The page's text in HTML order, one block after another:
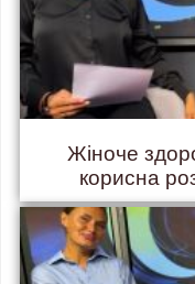
Жіноче
корисна